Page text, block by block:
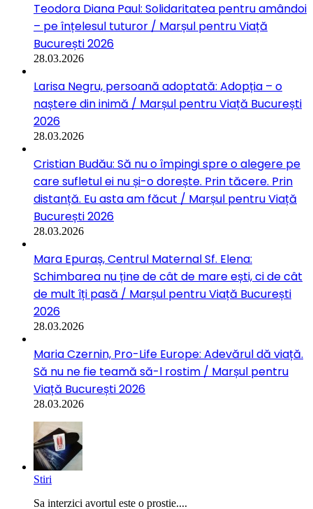
Teodora Diana Paul: Solidaritatea pentru amândoi
– pe înțelesul tuturor / Marșul pentru Viață
București 2026
28.03.2026
Larisa Negru, persoană adoptată: Adopția – o
naștere din inimă / Marșul pentru Viață București
2026
28.03.2026
Cristian Budău: Să nu o împingi spre o alegere pe
care sufletul ei nu și-o dorește. Prin tăcere. Prin
distanță. Eu asta am făcut / Marșul pentru Viață
București 2026
28.03.2026
Mara Epuraș, Centrul Maternal Sf. Elena:
Schimbarea nu ține de cât de mare ești, ci de cât
de mult îți pasă / Marșul pentru Viață București
2026
28.03.2026
Maria Czernin, Pro-Life Europe: Adevărul dă viață.
Să nu ne fie teamă să-l rostim / Marșul pentru
Viață București 2026
28.03.2026
Stiri
Sa interzici avortul este o prostie....